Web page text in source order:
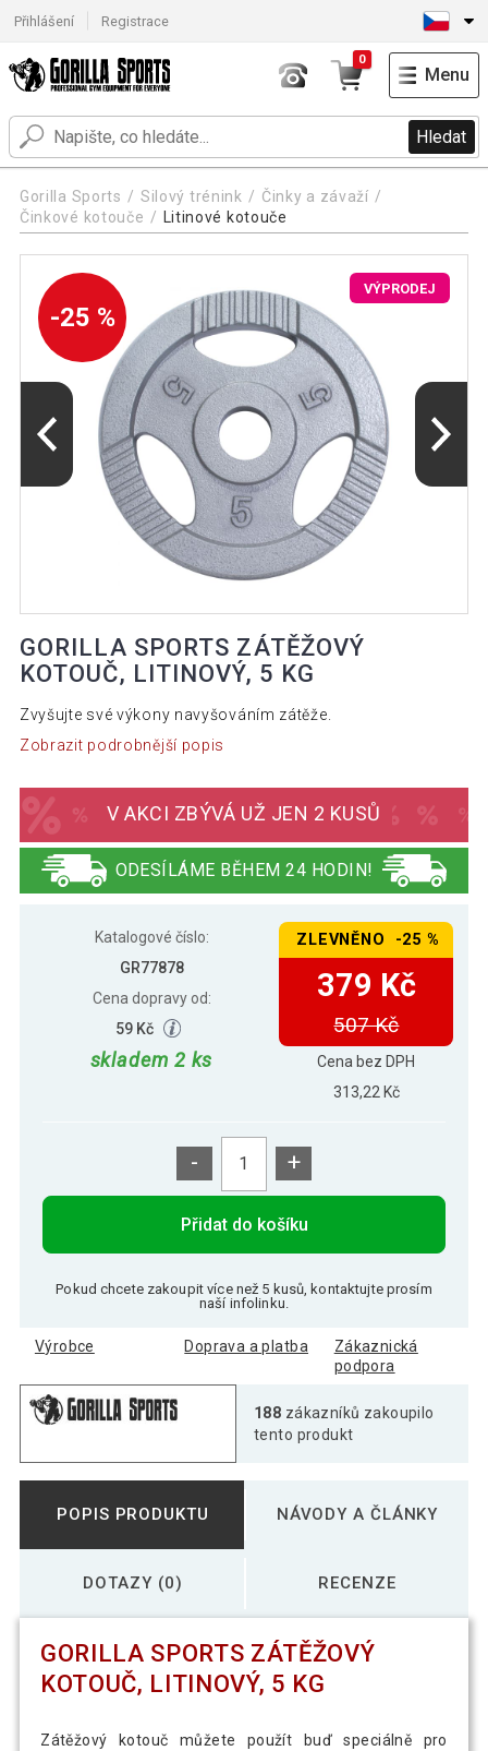
Přihlášení Registrace
Hledat
0
Menu
Gorilla Sports Silový trénink
Činky a závaží
Činkové kotouče
Litinové kotouče
-25 %
VÝPRODEJ
GORILLA SPORTS ZÁTĚŽOVÝ
KOTOUČ, LITINOVÝ, 5 KG
Zvyšujte své výkony navyšováním zátěže.
Zobrazit podrobnější popis
V AKCI ZBÝVÁ UŽ JEN 2 KUSŮ
ODESÍLÁME BĚHEM 24 HODIN!
Katalogové číslo:
GR77878
Cena dopravy od:
59 Kč
skladem 2 ks
ZLEVNĚNO -25 %
379 Kč
507 Kč
Cena bez DPH
313,22 Kč
- +
Přidat do košíku
Pokud chcete zakoupit více než 5 kusů, kontaktujte prosím
naší infolinku.
Výrobce Doprava a platba
Zákaznická
podpora
188 zákazníků zakoupilo
tento produkt
POPIS PRODUKTU NÁVODY A ČLÁNKY
DOTAZY (0) RECENZE
GORILLA SPORTS ZÁTĚŽOVÝ
KOTOUČ, LITINOVÝ, 5 KG
Zátěžový kotouč můžete použít buď speciálně pro